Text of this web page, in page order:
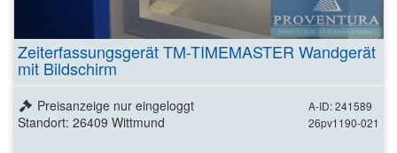
Zeiterfassungsgerät TM-TIMEMASTER Wandgerät
mit Bildschirm
A-ID: 241589
26pv1190-021
Preisanzeige nur eingeloggt
Standort: 26409 Wittmund